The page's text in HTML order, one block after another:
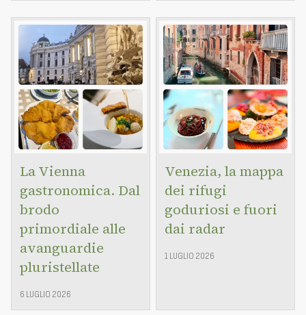
La Vienna
gastronomica. Dal
brodo
primordiale alle
avanguardie
pluristellate
6 LUGLIO 2026
Venezia, la mappa
dei rifugi
goduriosi e fuori
dai radar
1 LUGLIO 2026